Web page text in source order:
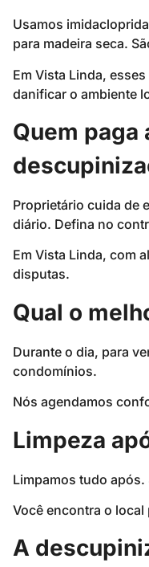
Usamos
para madeira seca.
Em Vista Linda,
danificar o ambiente
Quem paga
Proprietário cuida de
diário. Defina no
Em Vista Linda, com
disputas.
Qual o
Durante o dia, para
condomínios.
Nós agendamos
Limpeza
Limpamos tudo
Você encontra o local
A